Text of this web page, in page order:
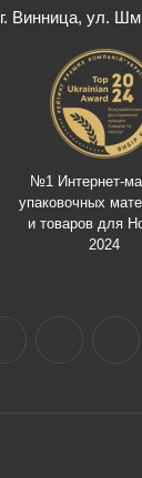
г. Винница, ул.
№1 Интернет-
упаковочных
и товаров для
2024